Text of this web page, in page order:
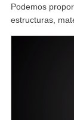
Podemos
estructuras,